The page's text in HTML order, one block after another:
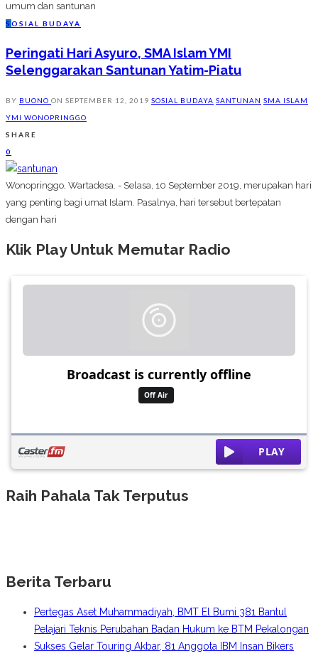
umum dan santunan
S OSIAL BUDAYA
Peringati Hari Asyuro, SMA Islam YMI
Selenggarakan Santunan Yatim-Piatu
BY BUONO ON SEPTEMBER 12, 2019 SOSIAL BUDAYA SANTUNAN SMA ISLAM
YMI WONOPRINGGO
SHARE
0
Wonopringgo, Wartadesa. - Selasa, 10 September 2019, merupakan hari
yang penting bagi umat Islam. Pasalnya, hari tersebut bertepatan
dengan hari
Klik Play Untuk Memutar Radio
Raih Pahala Tak Terputus
Berita Terbaru
Pertegas Aset Muhammadiyah, BMT El Bumi 381 Bantul
Pelajari Teknis Perubahan Badan Hukum ke BTM Pekalongan
Sukses Gelar Touring Akbar, 81 Anggota IBM Insan Bikers